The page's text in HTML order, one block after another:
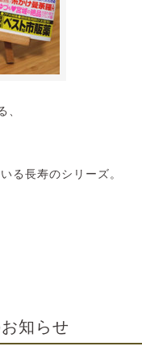
る長寿のシリーズ。
知らせ